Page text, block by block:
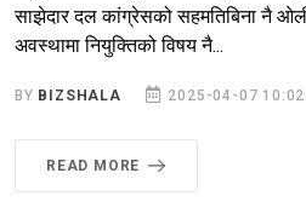
साझेदार दल कांग्रेसको सहमतिबिना नै
अवस्थामा नियुक्तिको विषय नै...
BY BIZSHALA 2025-04-07
READ MORE